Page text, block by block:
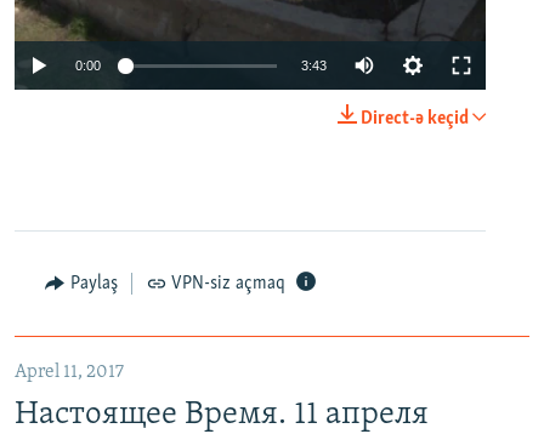
0:00 3:43
Direct-ə keçid
Paylaş VPN-siz açmaq
Aprel 11, 2017
Настоящее Время. 11 апреля